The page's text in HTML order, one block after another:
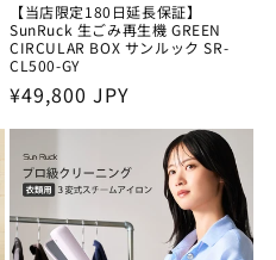
【当店限定180日延長保証】
SunRuck 生ごみ再生機 GREEN
CIRCULAR BOX サンルック SR-
CL500-GY
通
常
価
格
¥49,800 JPY